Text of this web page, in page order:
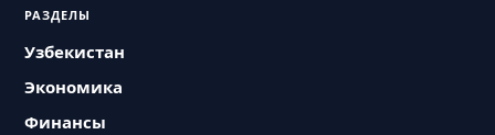
РАЗДЕЛЫ
Узбекистан
Экономика
Финансы